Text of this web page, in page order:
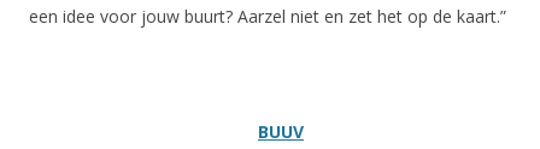
een idee voor jouw buurt? Aarzel niet en zet het op de kaart.”
BUUV